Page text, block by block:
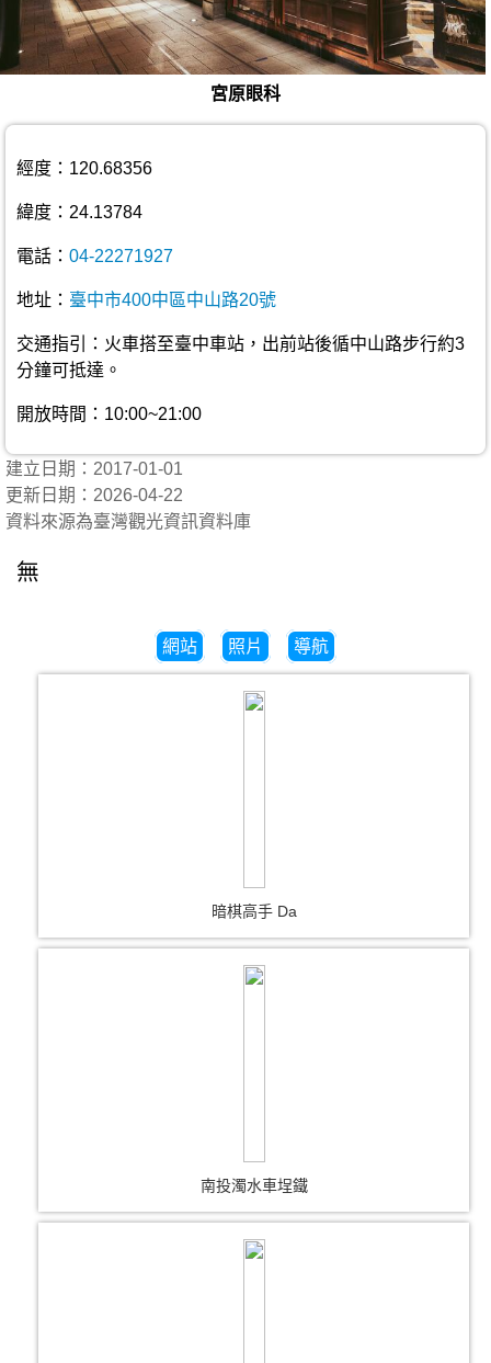
宮原眼科
經度：120.68356
緯度：24.13784
電話： 04-22271927
地址： 臺中市400中區中山路20號
交通指引：火車搭至臺中車站，出前站後循中山路步行約3
分鐘可抵達。
開放時間：10:00~21:00
建立日期：2017-01-01
更新日期：2026-04-22
資料來源為臺灣觀光資訊資料庫
無
網站 照片 導航
暗棋高手 Da
南投濁水車埕鐵